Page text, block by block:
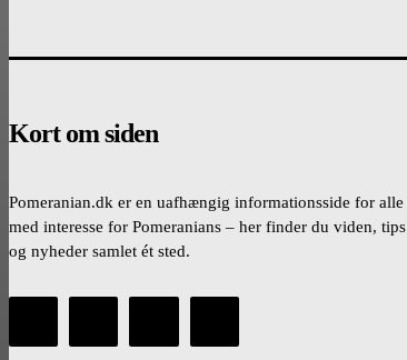
Kort om siden
Pomeranian.dk er en uafhængig informationsside for alle
med interesse for Pomeranians – her finder du viden, tips
og nyheder samlet ét sted.